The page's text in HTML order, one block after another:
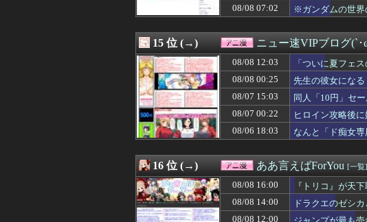
【デレマス漫画】シンデレラ
08/07 18:08
【画像】ガンプラ再販の列を
08/07 18:00
【画像】東京都民「助けて！
08/08 07:02
※ガンダムの世界
15 位 (→) ニュー速VIPブログ(`･
08/08 12:03
「ついに夏フェ
よ！」オーガス
08/08 00:25
先生の彼女になる
08/07 15:03
同人「10円」セー
08/07 00:22
ヒロイン攻略後に
08/06 18:03
なんと「ド痴女
16 位 (→) ああ言えばForYou [一覧]
08/08 16:00
『トリコ』が天
08/08 14:00
ドラクエのゼシ
08/08 12:00